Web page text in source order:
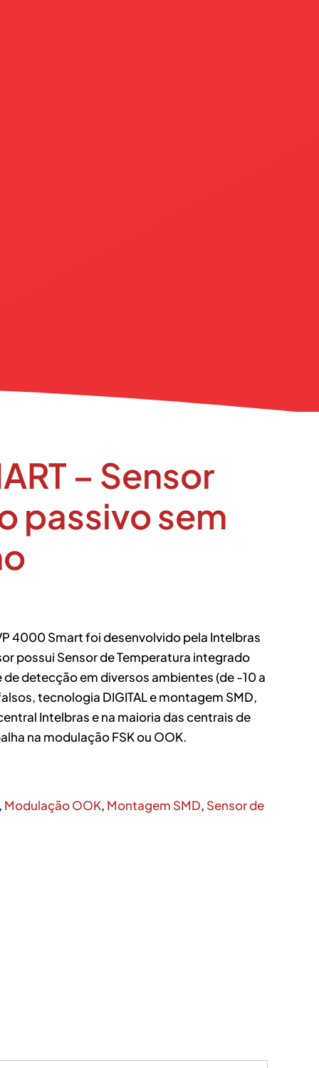
– Sensor
passivo sem
4000 Smart foi desenvolvido pela Intelbras
possui Sensor de Temperatura integrado
detecção em diversos ambientes (de -10 a
tecnologia DIGITAL e montagem SMD,
Intelbras e na maioria das centrais de
na modulação FSK ou OOK.
Modulação OOK, Montagem SMD, Sensor de